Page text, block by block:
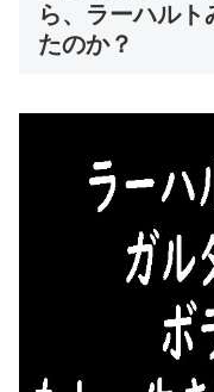
ら、ラーハル
たのか？